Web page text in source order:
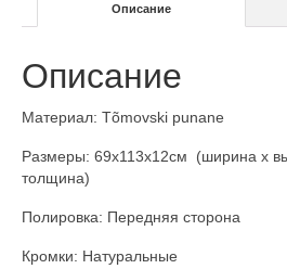
Описание
Описание
Материал: Tõmovski punane
Размеры: 69x113x12см (ширина x
толщина)
Полировка: Передняя сторона
Кромки: Натуральные